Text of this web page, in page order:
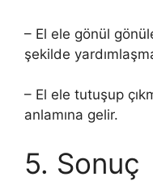
– El ele gönül
şekilde
– El ele tutuşup
anlamına gelir.
5. Sonuç